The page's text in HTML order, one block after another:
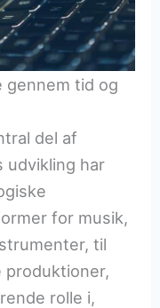
gennem tid og
del af
udvikling har
for musik,
til
produktioner,
rolle i,